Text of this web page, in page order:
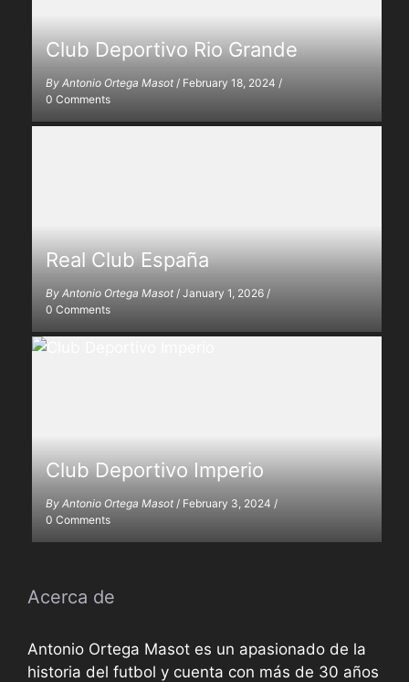
Club Deportivo Rio Grande
By Antonio Ortega Masot/ February 18, 2024 /
0 Comments
Real Club España
By Antonio Ortega Masot/ January 1, 2026 /
0 Comments
Club Deportivo Imperio
By Antonio Ortega Masot/ February 3, 2024 /
0 Comments
Acerca de
Antonio Ortega Masot es un apasionado de la
historia del futbol y cuenta con más de 30 años